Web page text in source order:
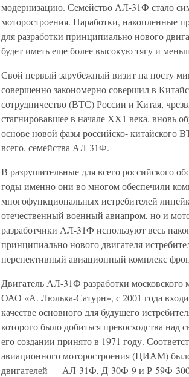
модернизацию. Семейство АЛ-31Ф стало
моторостроения. Наработки, накопленные
для разработки принципиально нового
будет иметь еще более высокую тягу и
Свой первый зарубежный визит на посту
совершенно закономерно совершил в
сотрудничество (ВТС) России и Китая,
стагнировавшее в начале XX1 века, вновь
основе новой фазы российско-
всего, семейства АЛ-31Ф.
В разрушительные для всего российского
годы именно они во многом обеспечили
многофункциональных истребителей
отечественный военный авиапром, но и
разработчики АЛ-31Ф используют весь
принципиально нового двигателя
перспективный авиационный комплекс
Двигатель АЛ-31Ф разработки
ОАО «А. Люлька-Сатурн», с 2001 года
качестве основного для будущего
которого было добиться превосходства
его создании принято в 1971 году.
авиационного моторостроения (ЦИАМ) было
двигателей — АЛ-31Ф, Д-30Ф-9 и Р-59Ф-